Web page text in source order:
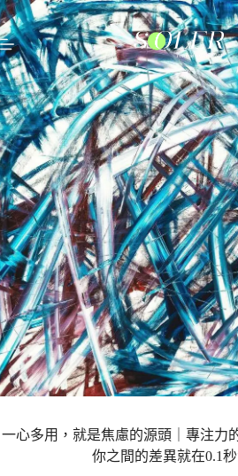
一心多用，就是焦慮的源頭｜專注力
你之間的差異就在0.1